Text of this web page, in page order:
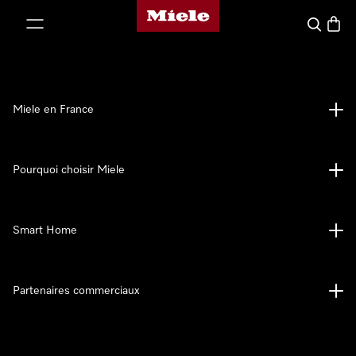
Page d'accueil Miele
Search
Miele en France
Pourquoi choisir Miele
Smart Home
Partenaires commerciaux